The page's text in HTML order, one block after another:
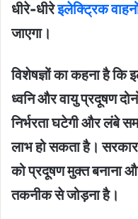
धीरे-धीरेइलेक्ट्रिक
जाएगा।
विशेषज्ञों का कहना है कि
ध्वनि और वायु प्रदूषण
निर्भरता घटेगी और लंबे
लाभ हो सकता है। सरकार
को प्रदूषण मुक्त बनाना
तकनीक से जोड़ना है।